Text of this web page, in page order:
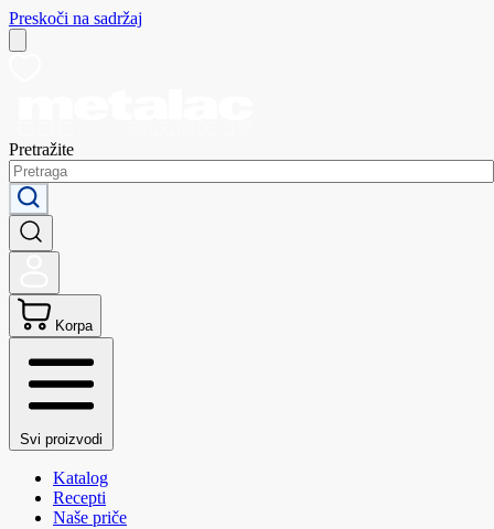
Preskoči na sadržaj
Pretražite
Korpa
Svi proizvodi
Katalog
Recepti
Naše priče